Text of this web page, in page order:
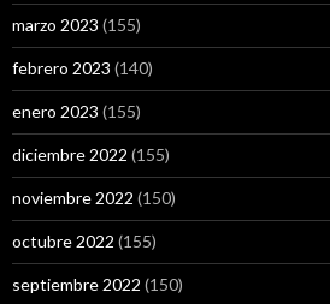
marzo 2023 (155)
febrero 2023 (140)
enero 2023 (155)
diciembre 2022 (155)
noviembre 2022 (150)
octubre 2022 (155)
septiembre 2022 (150)